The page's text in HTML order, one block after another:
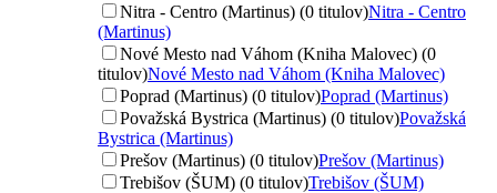
Nitra - Centro (Martinus) (0 titulov)Nitra - Centro
(Martinus)
Nové Mesto nad Váhom (Kniha Malovec) (0
titulov)Nové Mesto nad Váhom (Kniha Malovec)
Poprad (Martinus) (0 titulov)Poprad (Martinus)
Považská Bystrica (Martinus) (0 titulov)Považská
Bystrica (Martinus)
Prešov (Martinus) (0 titulov)Prešov (Martinus)
Trebišov (ŠUM) (0 titulov)Trebišov (ŠUM)